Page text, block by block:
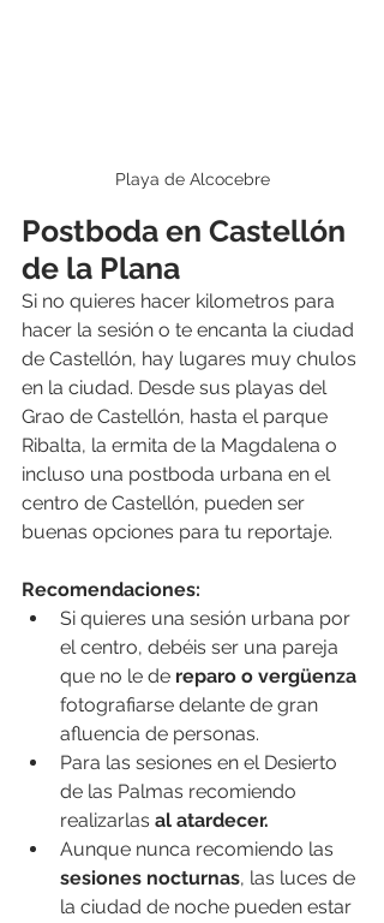
Playa de Alcocebre
Postboda en Castellón
de la Plana
Si no quieres hacer kilometros para
hacer la sesión o te encanta la ciudad
de Castellón, hay lugares muy chulos
en la ciudad. Desde sus playas del
Grao de Castellón, hasta el parque
Ribalta, la ermita de la Magdalena o
incluso una postboda urbana en el
centro de Castellón, pueden ser
buenas opciones para tu reportaje.
Recomendaciones:
Si quieres una sesión urbana por
el centro, debéis ser una pareja
que no le de reparo o vergüenza
fotografiarse delante de gran
afluencia de personas.
Para las sesiones en el Desierto
de las Palmas recomiendo
realizarlas al atardecer.
Aunque nunca recomiendo las
sesiones nocturnas, las luces de
la ciudad de noche pueden estar